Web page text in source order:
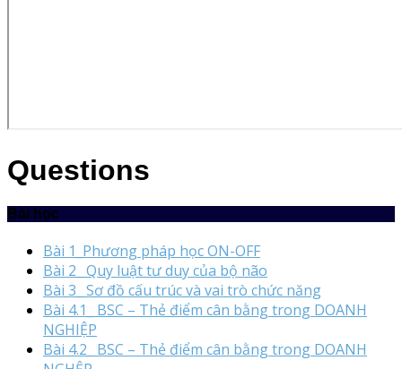
Questions
Bài học
Bài 1_Phương pháp học ON-OFF
Bài 2_ Quy luật tư duy của bộ não
Bài 3_ Sơ đồ cấu trúc và vai trò chức năng
Bài 4.1_ BSC – Thẻ điểm cân bằng trong DOANH
NGHIỆP
Bài 4.2_ BSC – Thẻ điểm cân bằng trong DOANH